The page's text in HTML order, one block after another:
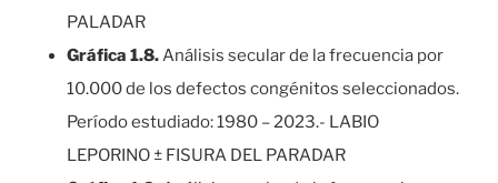
PALADAR
Gráfica 1.8.Análisis secular de la frecuencia por
10.000 de los defectos congénitos seleccionados.
Período estudiado: 1980 – 2023.- LABIO
LEPORINO ± FISURA DEL PARADAR